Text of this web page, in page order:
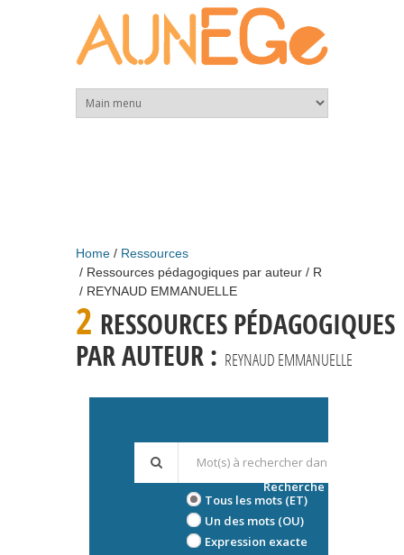
Home
Ressources
Ressources pédagogiques par auteur
R
REYNAUD EMMANUELLE
2 RESSOURCES PÉDAGOGIQUES
PAR AUTEUR : REYNAUD EMMANUELLE
Tous les mots (ET)
Un des mots (OU)
Expression exacte
Recherche avancée